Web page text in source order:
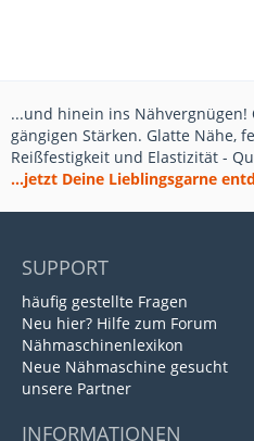
...und hinein ins Nähvergnügen!
gängigen Stärken. Glatte Nähe,
Reißfestigkeit und Elastizität -
...jetzt Deine Lieblingsgarne
SUPPORT
häufig gestellte Fragen
Neu hier? Hilfe zum Forum
Nähmaschinenlexikon
Neue Nähmaschine gesucht
unsere Partner
INFORMATIONEN